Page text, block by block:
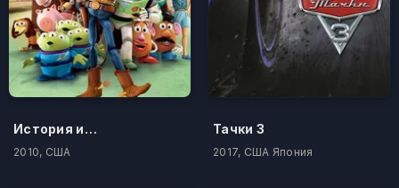
История игрушек: Большой побег
2010, США
Тачки 3
2017, США Япония